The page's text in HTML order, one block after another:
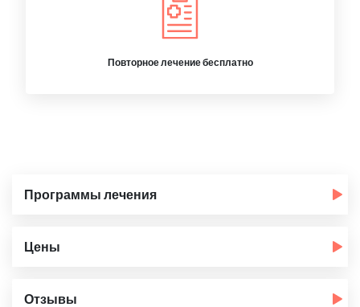
Повторное лечение бесплатно
Программы лечения
Цены
Отзывы